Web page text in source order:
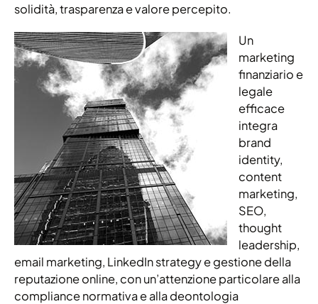
solidità, trasparenza e valore percepito.
Un
marketing
finanziario e
legale
efficace
integra
brand
identity,
content
marketing,
SEO,
thought
leadership,
email marketing, LinkedIn strategy e gestione della
reputazione online, con un’attenzione particolare alla
compliance normativa e alla deontologia